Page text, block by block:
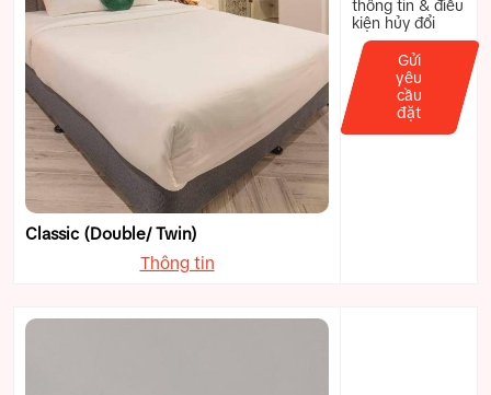
Classic (Double/ Twin)
Thông tin
thông tin & điều
kiện hủy đổi
Gửi
yêu
cầu
đặt